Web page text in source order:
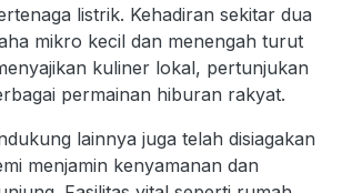
listrik. Kehadiran sekitar dua
mikro kecil dan menengah turut
kuliner lokal, pertunjukan
permainan hiburan rakyat.
lainnya juga telah disiagakan
menjamin kenyamanan dan